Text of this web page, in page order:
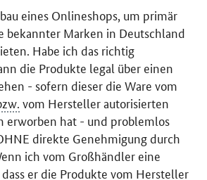
eines Onlineshops, um primär
bekannter Marken in Deutschland
Habe ich das richtig
die Produkte legal über einen
- sofern dieser die Ware vom
vom Hersteller autorisierten
erworben hat - und problemlos
direkte Genehmigung durch
ich vom Großhändler eine
er die Produkte vom Hersteller